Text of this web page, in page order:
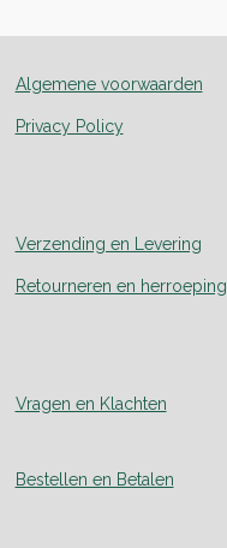
Algemene voorwaarden
Privacy Policy
Verzending en Levering
Retourneren en herroeping
Vragen en Klachten
Bestellen en Betalen